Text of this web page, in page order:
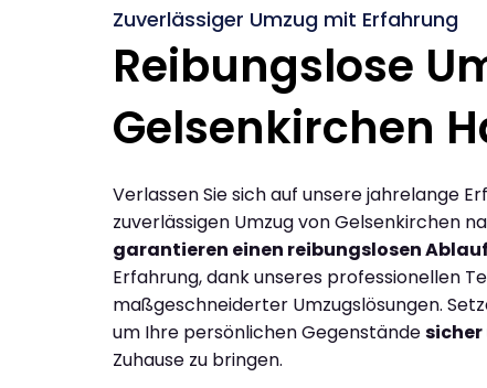
Zuverlässiger Umzug mit Erfahrung
Reibungslose
Gelsenkirchen
Verlassen Sie sich auf unsere jahrelange
zuverlässigen Umzug von Gelsenkirchen
garantieren einen reibungslosen Ablauf
Erfahrung, dank unseres professionellen
maßgeschneiderter Umzugslösungen.
um Ihre persönlichen Gegenstände
Zuhause zu bringen.